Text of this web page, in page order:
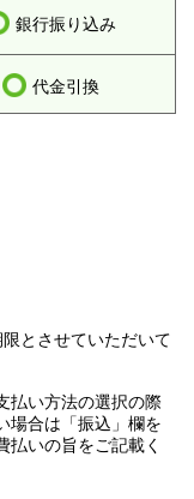
銀行振り込み
代金引換
とさせていただいて
払い方法の選択の際
場合は「振込」欄を
払いの旨をご記載く